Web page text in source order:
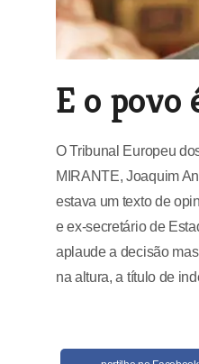
E o povo
O Tribunal Europeu
MIRANTE, Joaquim
estava um texto de
e ex-secretário de
aplaude a decisão
na altura, a título de